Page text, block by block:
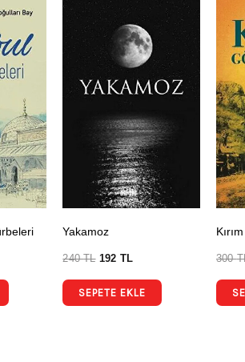
Yakamoz
240TL 192 TL
SEPETE EKLE
300